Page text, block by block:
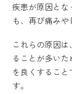
疾患が原因と
も、再び痛みや
これらの原因
ることが多い
を良くするこ
す。